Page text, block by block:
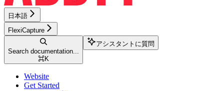
日本語
FlexiCapture
Search documentation...
⌘K
アシスタントに質問
Website
Get Started